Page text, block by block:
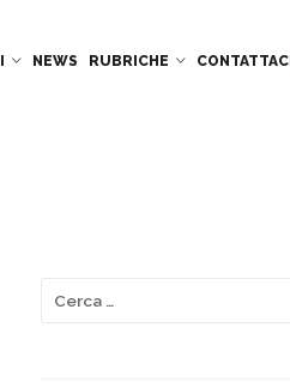
NEWS RUBRICHE CONTATTACI